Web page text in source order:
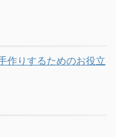
作りするためのお役立